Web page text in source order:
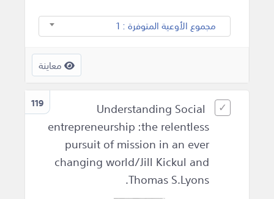
مجموع الأوعية المتوفرة : 1
معاينة
119
Understanding Social
entrepreneurship :the relentless
pursuit of mission in an ever
changing world/Jill Kickul and
Thomas S.Lyons.